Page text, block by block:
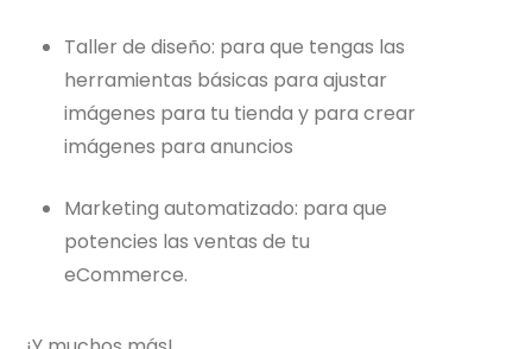
Taller de diseño: para que tengas las
herramientas básicas para ajustar
imágenes para tu tienda y para crear
imágenes para anuncios
Marketing automatizado: para que
potencies las ventas de tu
eCommerce.